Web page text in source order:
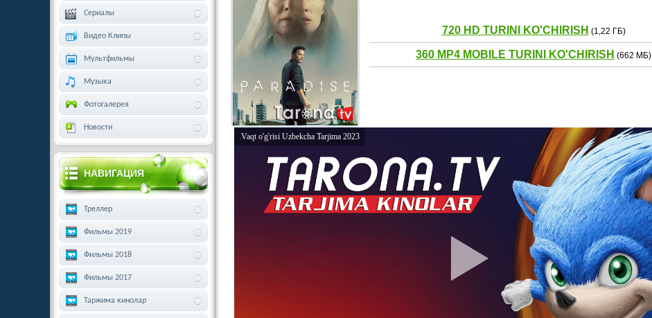
720 HD TURINI KO'CHIRISH (1,22 ГБ)
360 MP4 MOBILE TURINI KO'CHIRISH (662 МБ)
Vaqt o'g'risi Uzbekcha Tarjima 2023
Сериалы
Видео Клипы
Мультфильмы
Музыка
Фотогалерея
Новости
НАВИГАЦИЯ
Треллер
Фильмы 2019
Фильмы 2018
Фильмы 2017
Таржима кинолар